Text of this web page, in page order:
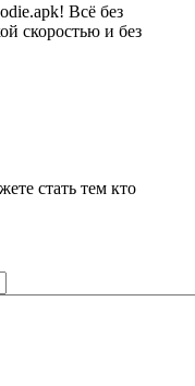
Всё без
скоростью и без
стать тем кто